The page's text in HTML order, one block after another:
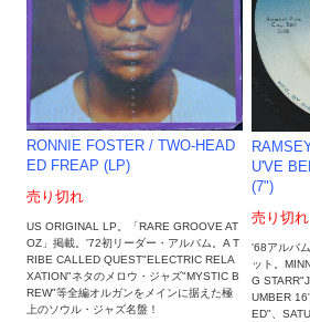
RONNIE FOSTER ‎/ TWO-HEAD
ED FREAP (LP)
売り切れ
US ORIGINAL LP。「RARE GROOVE AT
OZ」掲載。'72初リーダー・アルバム。A T
RIBE CALLED QUEST"ELECTRIC RELA
XATION"ネタのメロウ・ジャズ"MYSTIC B
REW"等全編オルガンをメインに据えた極
上のソウル・ジャズ名盤！
U'VE
(7")
売り切れ
'68アルバ
ット。
G
UMBER
ED"、